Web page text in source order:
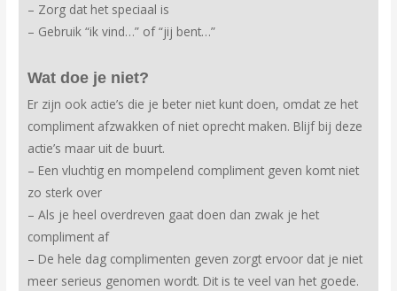
– Zorg dat het speciaal is
– Gebruik “ik vind…” of “jij bent…”
Wat doe je niet?
Er zijn ook actie’s die je beter niet kunt doen, omdat ze het
compliment afzwakken of niet oprecht maken. Blijf bij deze
actie’s maar uit de buurt.
– Een vluchtig en mompelend compliment geven komt niet
zo sterk over
– Als je heel overdreven gaat doen dan zwak je het
compliment af
– De hele dag complimenten geven zorgt ervoor dat je niet
meer serieus genomen wordt. Dit is te veel van het goede.